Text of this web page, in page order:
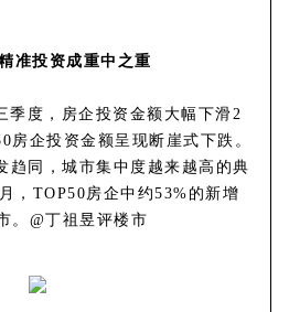
准投资成重中之重
季度，房企投资金额大幅下滑2
房企投资金额呈现断崖式下跌。
趋同，城市集中度越来越高的典
，TOP50房企中约53%的新增
。@丁祖昱评楼市